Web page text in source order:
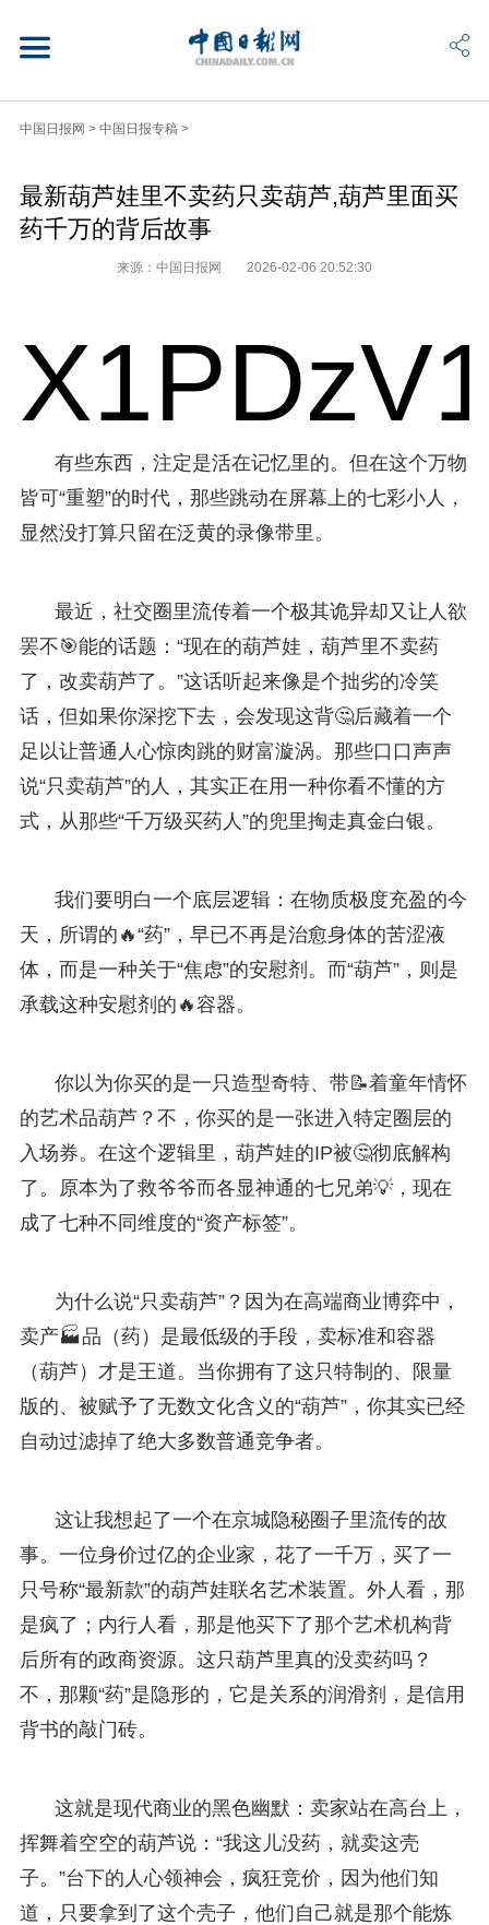
中国日报网 > 中国日报专稿 >
最新葫芦娃里不卖药只卖葫芦,葫芦里面买
药千万的背后故事
来源：中国日报网 2026-02-06 20:52:30
有些东西，注定是活在记忆里的。但在这个万物
皆可“重塑”的时代，那些跳动在屏幕上的七彩小人，
显然没打算只留在泛黄的录像带里。
最近，社交圈里流传着一个极其诡异却又让人欲
罢不🎯能的话题：“现在的葫芦娃，葫芦里不卖药
了，改卖葫芦了。”这话听起来像是个拙劣的冷笑
话，但如果你深挖下去，会发现这背🤔后藏着一个
足以让普通人心惊肉跳的财富漩涡。那些口口声声
说“只卖葫芦”的人，其实正在用一种你看不懂的方
式，从那些“千万级买药人”的兜里掏走真金白银。
我们要明白一个底层逻辑：在物质极度充盈的今
天，所谓的🔥“药”，早已不再是治愈身体的苦涩液
体，而是一种关于“焦虑”的安慰剂。而“葫芦”，则是
承载这种安慰剂的🔥容器。
你以为你买的是一只造型奇特、带📝着童年情怀
的艺术品葫芦？不，你买的是一张进入特定圈层的
入场券。在这个逻辑里，葫芦娃的IP被🤔彻底解构
了。原本为了救爷爷而各显神通的七兄弟💡，现在
成了七种不同维度的“资产标签”。
为什么说“只卖葫芦”？因为在高端商业博弈中，
卖产🏭品（药）是最低级的手段，卖标准和容器
（葫芦）才是王道。当你拥有了这只特制的、限量
版的、被赋予了无数文化含义的“葫芦”，你其实已经
自动过滤掉了绝大多数普通竞争者。
这让我想起了一个在京城隐秘圈子里流传的故
事。一位身价过亿的企业家，花了一千万，买了一
只号称“最新款”的葫芦娃联名艺术装置。外人看，那
是疯了；内行人看，那是他买下了那个艺术机构背
后所有的政商资源。这只葫芦里真的没卖药吗？
不，那颗“药”是隐形的，它是关系的润滑剂，是信用
背书的敲门砖。
这就是现代商业的黑色幽默：卖家站在高台上，
挥舞着空空的葫芦说：“我这儿没药，就卖这壳
子。”台下的人心领神会，疯狂竞价，因为他们知
道，只要拿到了这个壳子，他们自己就是那个能炼